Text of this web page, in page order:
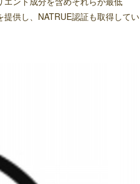
供し、NATRUE認証も取得してい